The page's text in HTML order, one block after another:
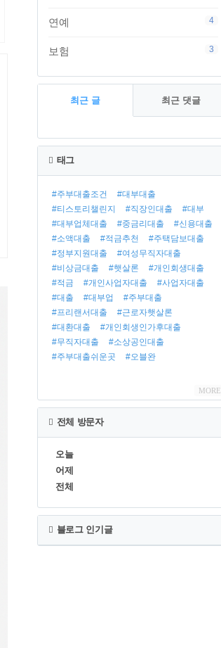
연예 4
보험 3
최근 글 최근 댓글
최
근
글
태그
#주부대출조건
#대부대출
#티스토리챌린지
#직장인대출
#대부
#대부업체대출
#중금리대출
#신용대출
#소액대출
#적금추천
#주택담보대출
#정부지원대출
#여성무직자대출
#비상금대출
#햇살론
#개인회생대출
#적금
#개인사업자대출
#사업자대출
#대출
#대부업
#주부대출
#프리랜서대출
#근로자햇살론
#대환대출
#개인회생인가후대출
#무직자대출
#소상공인대출
#주부대출쉬운곳
#오블완
MORE
전체 방문자
오늘
어제
전체
블로그 인기글